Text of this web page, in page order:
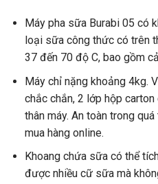
Máy pha sữa Burabi 05 có
loại sữa công thức có trên
37 đến 70 độ C, bao gồm
Máy chỉ nặng khoảng 4kg.
chắc chắn, 2 lớp hộp
thân máy. An toàn trong
mua hàng online.
Khoang chứa sữa có thể
được nhiều cữ sữa mà